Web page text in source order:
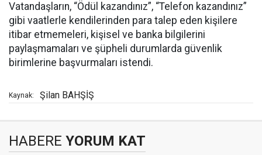
Vatandaşların, “Ödül kazandınız”, “Telefon kazandınız”
gibi vaatlerle kendilerinden para talep eden kişilere
itibar etmemeleri, kişisel ve banka bilgilerini
paylaşmamaları ve şüpheli durumlarda güvenlik
birimlerine başvurmaları istendi.
Kaynak: Şilan BAHŞİŞ
HABERE YORUM KAT